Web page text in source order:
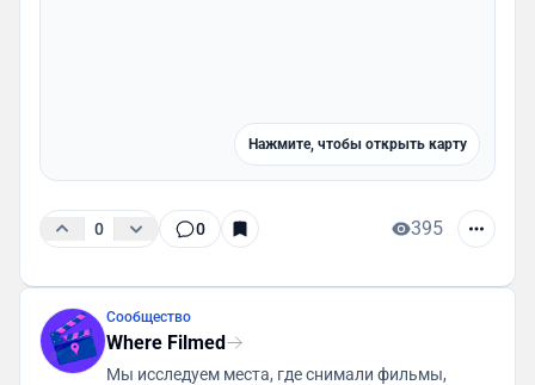
Нажмите, чтобы открыть карту
0 0 395
Сообщество
Where Filmed
Мы исследуем места, где снимали фильмы,